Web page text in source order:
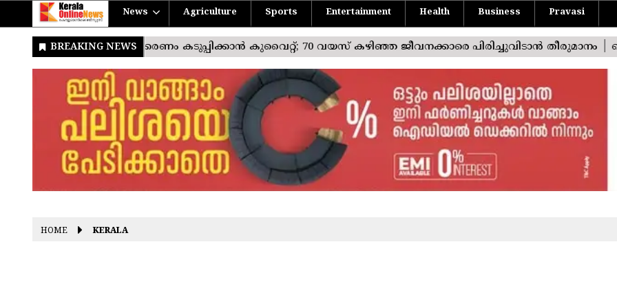
News Agriculture Sports Entertainment Health Business Pravasi
HOME KERALA